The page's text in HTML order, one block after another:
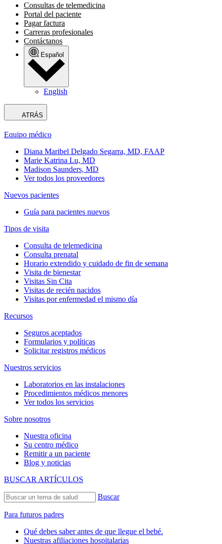
Consultas de telemedicina
Portal del paciente
Pagar factura
Carreras profesionales
Contáctanos
Español
English
ATRÁS
Equipo médico
Diana Maribel Delgado Segarra, MD, FAAP
Marie Katrina Lu, MD
Madison Saunders, MD
Ver todos los proveedores
Nuevos pacientes
Guía para pacientes nuevos
Tipos de visita
Consulta de telemedicina
Consulta prenatal
Horario extendido y cuidado de fin de semana
Visita de bienestar
Visitas Sin Cita
Visitas de recién nacidos
Visitas por enfermedad el mismo día
Recursos
Seguros aceptados
Formularios y políticas
Solicitar registros médicos
Nuestros servicios
Laboratorios en las instalaciones
Procedimientos médicos menores
Ver todos los servicios
Sobre nosotros
Nuestra oficina
Su centro médico
Remitir a un paciente
Blog y noticias
BUSCAR ARTÍCULOS
Buscar
Para futuros padres
Qué debes saber antes de que llegue el bebé.
Nuestras afiliaciones hospitalarias